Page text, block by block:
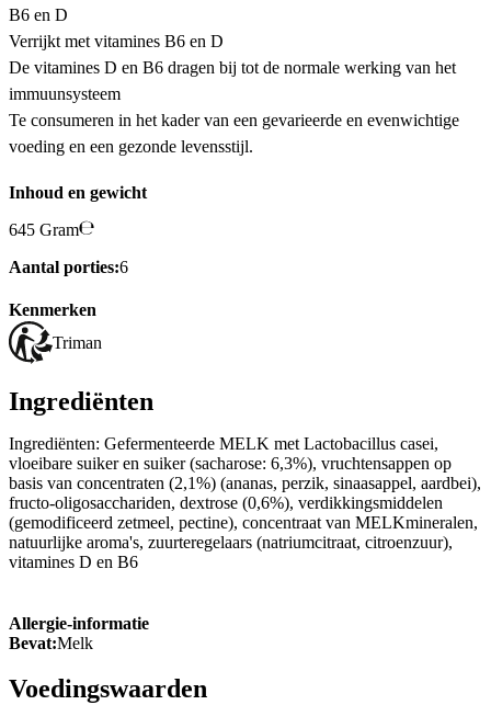
B6 en D
Verrijkt met vitamines B6 en D
De vitamines D en B6 dragen bij tot de normale werking van het
immuunsysteem
Te consumeren in het kader van een gevarieerde en evenwichtige
voeding en een gezonde levensstijl.
Inhoud en gewicht
645 Gram
Aantal porties:6
Kenmerken
Triman
Ingrediënten
Ingrediënten: Gefermenteerde MELK met Lactobacillus casei,
vloeibare suiker en suiker (sacharose: 6,3%), vruchtensappen op
basis van concentraten (2,1%) (ananas, perzik, sinaasappel, aardbei),
fructo-oligosacchariden, dextrose (0,6%), verdikkingsmiddelen
(gemodificeerd zetmeel, pectine), concentraat van MELKmineralen,
natuurlijke aroma's, zuurteregelaars (natriumcitraat, citroenzuur),
vitamines D en B6
Allergie-informatie
Bevat:Melk
Voedingswaarden